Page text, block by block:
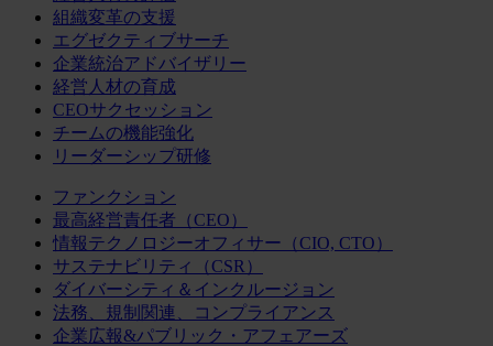
組織変革の支援
エグゼクティブサーチ
企業統治アドバイザリー
経営人材の育成
CEOサクセッション
チームの機能強化
リーダーシップ研修
ファンクション
最高経営責任者（CEO）
情報テクノロジーオフィサー（CIO, CTO）
サステナビリティ（CSR）
ダイバーシティ＆インクルージョン
法務、規制関連、コンプライアンス
企業広報&パブリック・アフェアーズ